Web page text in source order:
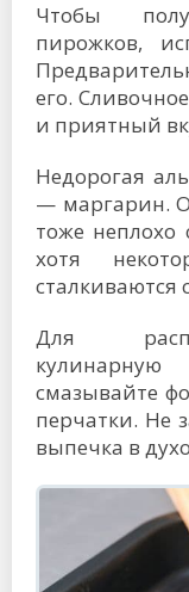
Чтобы
пирожков,
его.
и приятный
Недорогая
— маргарин.
тоже неплохо
хотя
сталкиваются
Для
смазывайте
перчатки. Не
выпечка в